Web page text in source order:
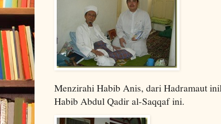
Menzirahi Habib Anis, dari Hadramaut
Habib Abdul Qadir al-Saqqaf ini.